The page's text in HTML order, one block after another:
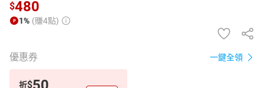
$480
1% (賺4點)
優惠券 一鍵全領
折$